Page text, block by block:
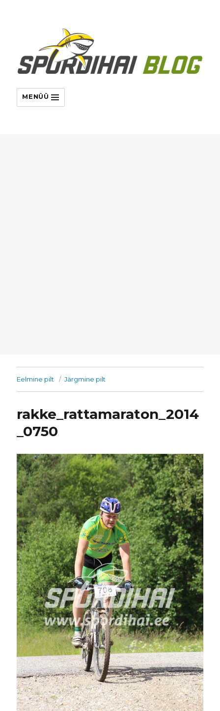
MENÜÜ
Eelmine pilt Järgmine pilt
rakke_rattamaraton_2014
_0750